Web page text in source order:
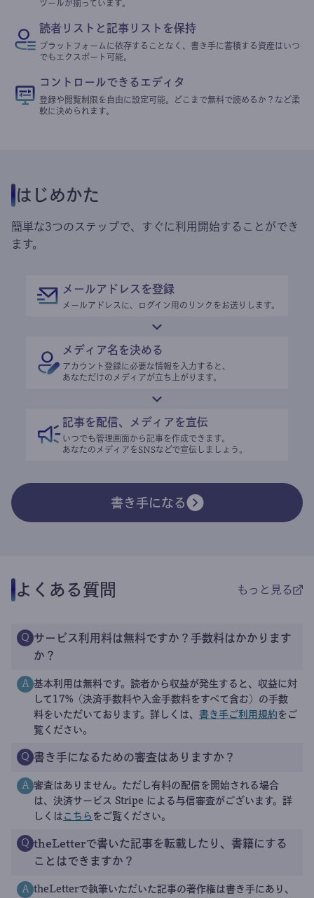
ツールが揃っています。
読者リストと記事リストを保持
プラットフォームに依存することなく、書き手に蓄積する資産はいつ
でもエクスポート可能。
コントロールできるエディタ
登録や閲覧制限を自由に設定可能。どこまで無料で読めるか？など柔
軟に決められます。
はじめかた
簡単な3つのステップで、すぐに利用開始することができ
ます。
メールアドレスを登録
メールアドレスに、ログイン用のリンクをお送りします。
メディア名を決める
アカウント登録に必要な情報を入力すると、
あなただけのメディアが立ち上がります。
記事を配信、メディアを宣伝
いつでも管理画面から記事を作成できます。
あなたのメディアをSNSなどで宣伝しましょう。
書き手になる
よくある質問 もっと見る
Q サービス利用料は無料ですか？手数料はかかります
か？
A 基本利用は無料です。読者から収益が発生すると、収益に対
して17%（決済手数料や入金手数料をすべて含む）の手数
料をいただいております。詳しくは、 書き手ご利用規約 をご
覧ください。
Q 書き手になるための審査はありますか？
A 審査はありません。ただし有料の配信を開始される場合
は、決済サービス Stripe による与信審査がございます。詳
しくは こちら をご覧ください。
Q theLetterで書いた記事を転載したり、書籍にする
ことはできますか？
A theLetterで執筆いただいた記事の著作権は書き手にあり、